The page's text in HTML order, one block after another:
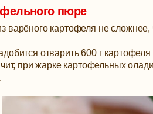
пюре
варёного картофеля не
отварить 600 г
при жарке картофельных